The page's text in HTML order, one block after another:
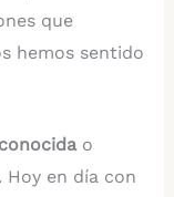
que
hemos sentido
o
Hoy en día con